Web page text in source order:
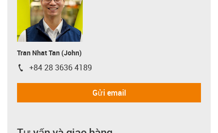
Tran Nhat Tan (John)
igus-icon-phone
+84 28 3636 4189
Gửi email